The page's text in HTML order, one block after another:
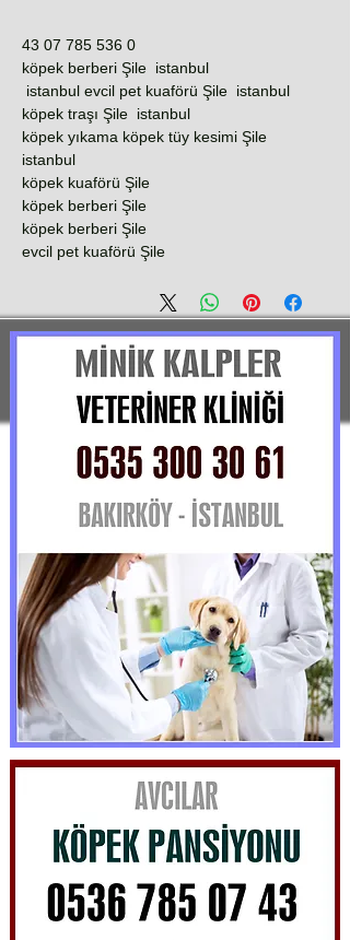
0 536 785 07 43
köpek berberi Şile istanbul
istanbul evcil pet kuaförü Şile istanbul
köpek traşı Şile istanbul
köpek yıkama köpek tüy kesimi Şile
istanbul
köpek kuaförü Şile
köpek berberi Şile
köpek berberi Şile
evcil pet kuaförü Şile